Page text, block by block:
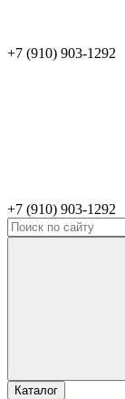
+7 (910) 903-1292
+7 (910) 903-1292
Каталог